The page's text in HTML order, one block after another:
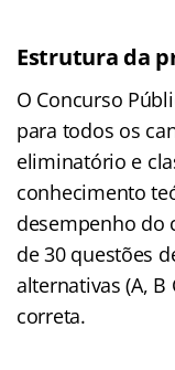
Estrutura da
O Concurso
para todos os
eliminatório e
conhecimento
desempenho do
de 30 questões
alternativas (A, B
correta.